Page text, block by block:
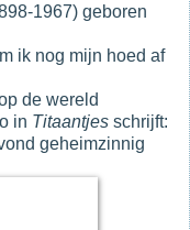
1967) geboren
ik nog mijn hoed af
de wereld
in Titaantjes schrijft:
geheimzinnig